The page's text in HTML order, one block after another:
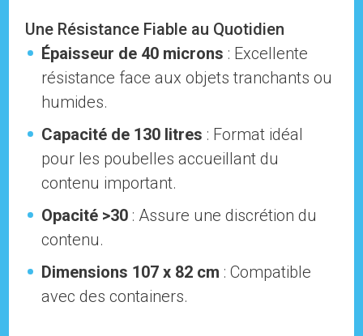
Une Résistance Fiable au Quotidien
Épaisseur de 40 microns : Excellente
résistance face aux objets tranchants ou
humides.
Capacité de 130 litres : Format idéal
pour les poubelles accueillant du
contenu important.
Opacité >30 : Assure une discrétion du
contenu.
Dimensions 107 x 82 cm : Compatible
avec des containers.